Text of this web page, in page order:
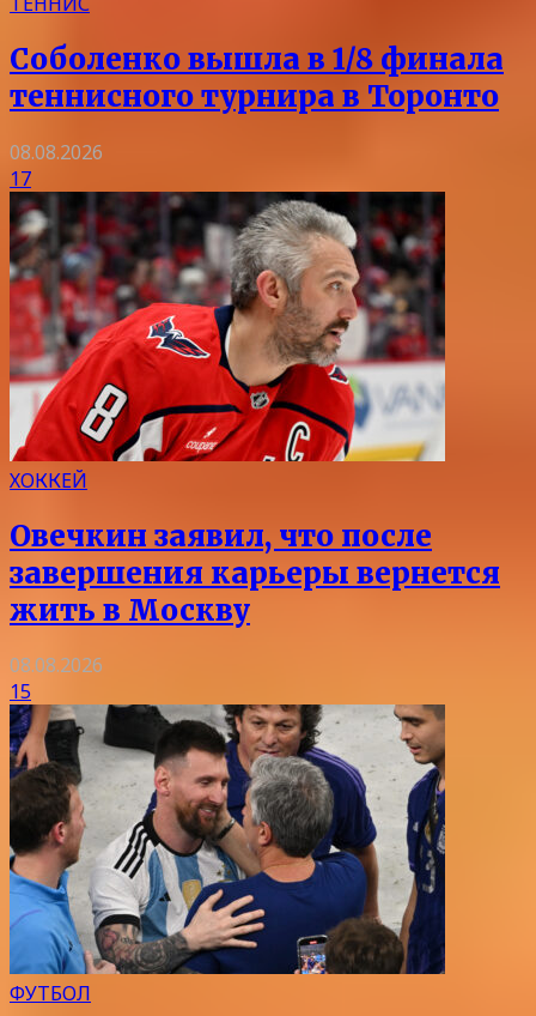
Соболенко вышла в 1/8 финала
теннисного турнира в Торонто
08.08.2026
17
ХОККЕЙ
Овечкин заявил, что после
завершения карьеры вернется
жить в Москву
08.08.2026
15
ФУТБОЛ